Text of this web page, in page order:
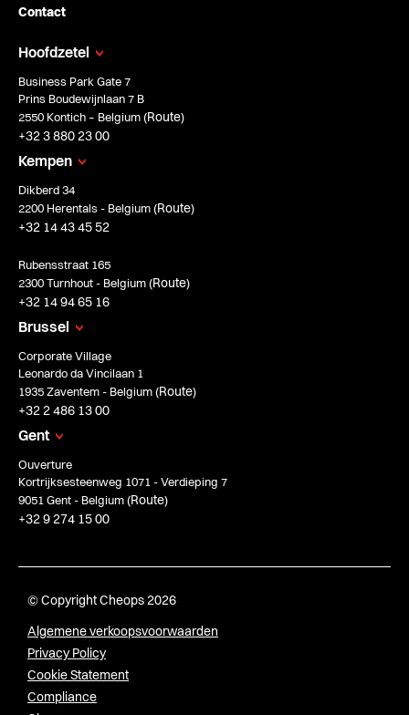
Contact
Hoofdzetel
Business Park Gate 7
Prins Boudewijnlaan 7 B
2550 Kontich – Belgium (Route)
+32 3 880 23 00
Kempen
Dikberd 34
2200 Herentals - Belgium (Route)
+32 14 43 45 52
Rubensstraat 165
2300 Turnhout - Belgium (Route)
+32 14 94 65 16
Brussel
Corporate Village
Leonardo da Vincilaan 1
1935 Zaventem - Belgium (Route)
+32 2 486 13 00
Gent
Ouverture
Kortrijksesteenweg 1071 - Verdieping 7
9051 Gent - Belgium (Route)
+32 9 274 15 00
© Copyright Cheops 2026
Algemene verkoopsvoorwaarden
Privacy Policy
Cookie Statement
Compliance